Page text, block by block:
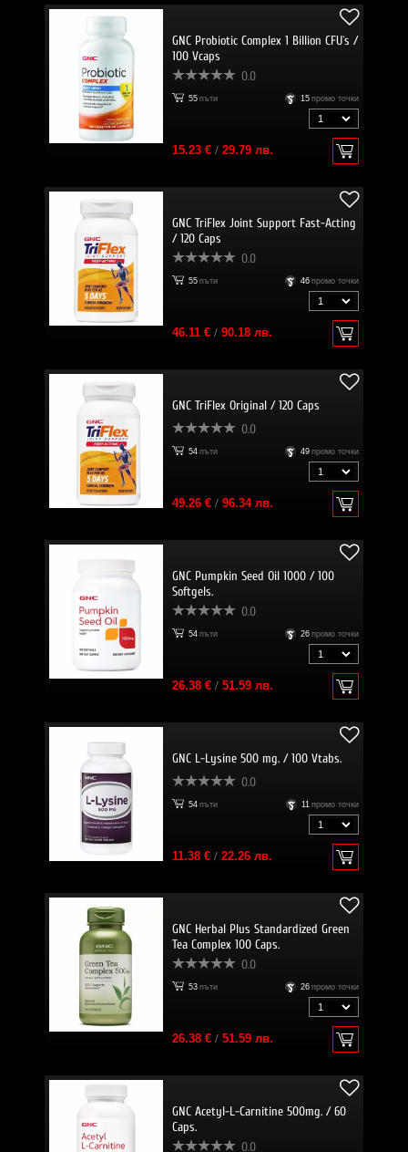
GNC Probiotic Complex 1 Billion CFU`s /
100 Vcaps
0.0
55 пъти 15 промо точки
15.23 €/ 29.79 лв.
GNC TriFlex Joint Support Fast-Acting
/ 120 Caps
0.0
55 пъти 46 промо точки
46.11 €/ 90.18 лв.
GNC TriFlex Original / 120 Caps
0.0
54 пъти 49 промо точки
49.26 €/ 96.34 лв.
GNC Pumpkin Seed Oil 1000 / 100
Softgels.
0.0
54 пъти 26 промо точки
26.38 €/ 51.59 лв.
GNC L-Lysine 500 mg. / 100 Vtabs.
0.0
54 пъти 11 промо точки
11.38 €/ 22.26 лв.
GNC Herbal Plus Standardized Green
Tea Complex 100 Caps.
0.0
53 пъти 26 промо точки
26.38 €/ 51.59 лв.
GNC Acetyl-L-Carnitine 500mg. / 60
Caps.
0.0